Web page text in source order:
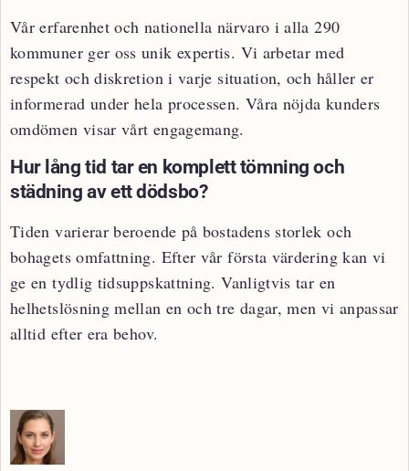
Vår erfarenhet och nationella närvaro i alla 290
kommuner ger oss unik expertis. Vi arbetar med
respekt och diskretion i varje situation, och håller er
informerad under hela processen. Våra nöjda kunders
omdömen visar vårt engagemang.
Hur lång tid tar en komplett tömning och
städning av ett dödsbo?
Tiden varierar beroende på bostadens storlek och
bohagets omfattning. Efter vår första värdering kan vi
ge en tydlig tidsuppskattning. Vanligtvis tar en
helhetslösning mellan en och tre dagar, men vi anpassar
alltid efter era behov.